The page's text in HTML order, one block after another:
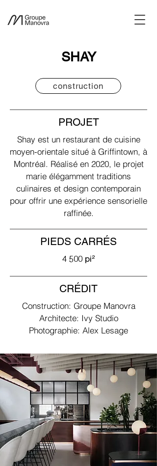
SHAY
construction
PROJET
Shay est un restaurant de cuisine
moyen-orientale situé à Griffintown, à
Montréal. Réalisé en 2020, le projet
marie élégamment traditions
culinaires et design contemporain
pour offrir une expérience sensorielle
raffinée.
PIEDS CARRÉS
4 500 pi²
CRÉDIT
Construction: Groupe Manovra
Architecte: Ivy Studio
Photographie: Alex Lesage